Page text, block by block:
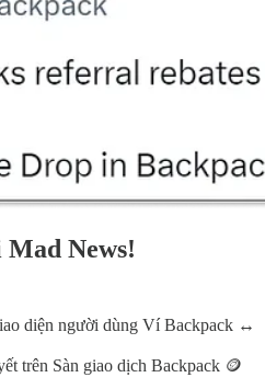
Mad News!
diện người dùng Ví Backpack ↔️
trên Sàn giao dịch Backpack 🪙